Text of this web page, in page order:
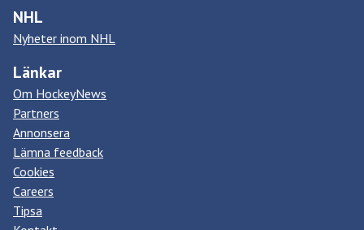
NHL
Nyheter inom NHL
Länkar
Om HockeyNews
Partners
Annonsera
Lämna feedback
Cookies
Careers
Tipsa